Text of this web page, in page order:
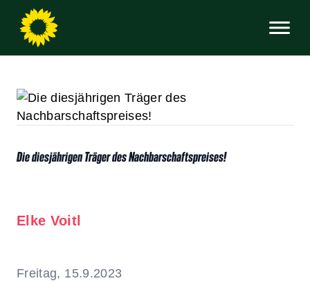
Die diesjährigen Träger des Nachbarschaftspreises!
Elke Voitl
Freitag, 15.9.2023